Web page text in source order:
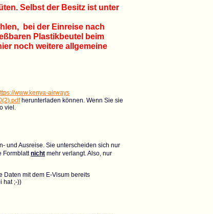
Selbst der Besitz ist unter
bei der Einreise nach
Plastikbeutel beim
noch weitere allgemeine
www.kenya-airways
herunterladen können. Wenn Sie sie
viel.
und Ausreise. Sie unterscheiden sich nur
Formblattnicht mehr verlangt. Also, nur
Daten mit dem E-Visum bereits
hat ;-))